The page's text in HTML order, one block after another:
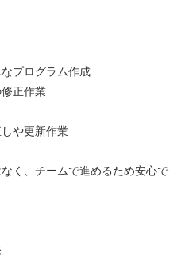
プログラム作成
正作業
や更新作業
く、チームで進めるため安心で